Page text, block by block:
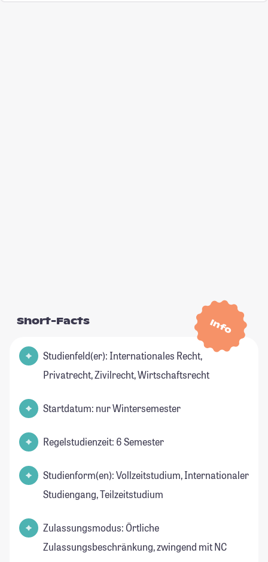
Info
Short-Facts
Studienfeld(er): Internationales Recht,
Privatrecht, Zivilrecht, Wirtschaftsrecht
Startdatum: nur Wintersemester
Regelstudienzeit: 6 Semester
Studienform(en): Vollzeitstudium, Internationaler
Studiengang, Teilzeitstudium
Zulassungsmodus: Örtliche
Zulassungsbeschränkung, zwingend mit NC